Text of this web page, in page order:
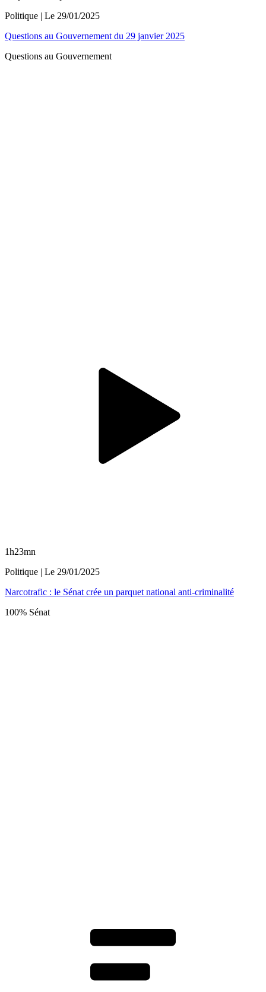
Politique | Le 29/01/2025
Questions au Gouvernement du 29 janvier 2025
Questions au Gouvernement
1h23mn
Politique | Le 29/01/2025
Narcotrafic : le Sénat crée un parquet national anti-criminalité
100% Sénat